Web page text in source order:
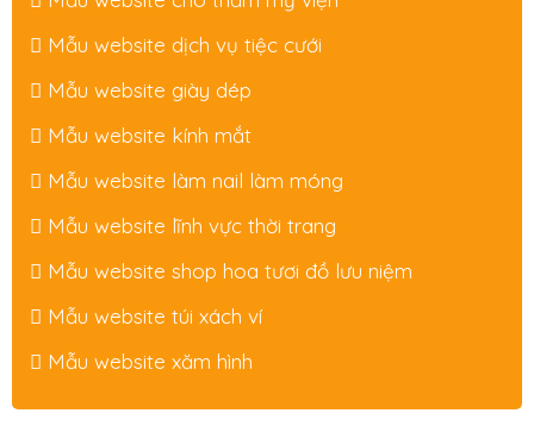
Mẫu website dịch vụ tiệc cưới
Mẫu website giày dép
Mẫu website kính mắt
Mẫu website làm nail làm móng
Mẫu website lĩnh vực thời trang
Mẫu website shop hoa tươi đồ lưu niệm
Mẫu website túi xách ví
Mẫu website xăm hình